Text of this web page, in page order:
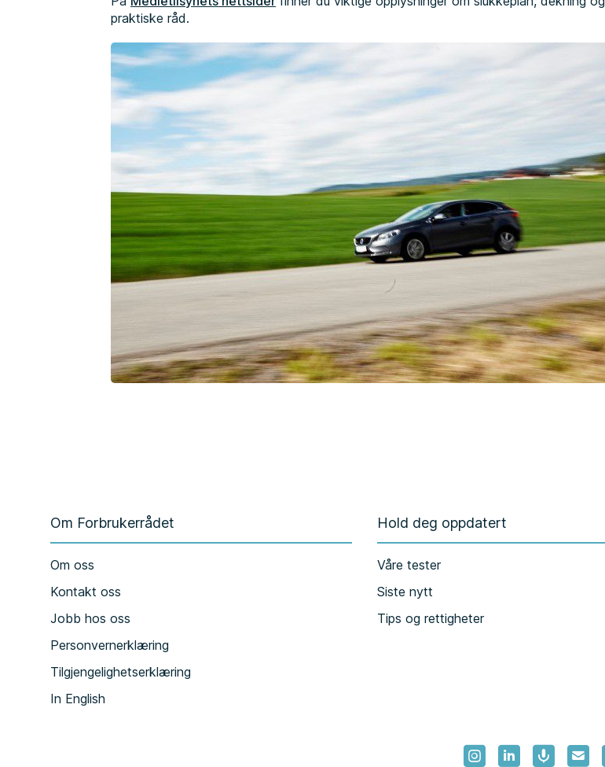
praktiske råd.
Om Forbrukerrådet
Om oss
Kontakt oss
Jobb hos oss
Personvernerklæring
Tilgjengelighetserklæring
In English
Hold deg oppdatert
Våre tester
Siste nytt
Tips og rettigheter